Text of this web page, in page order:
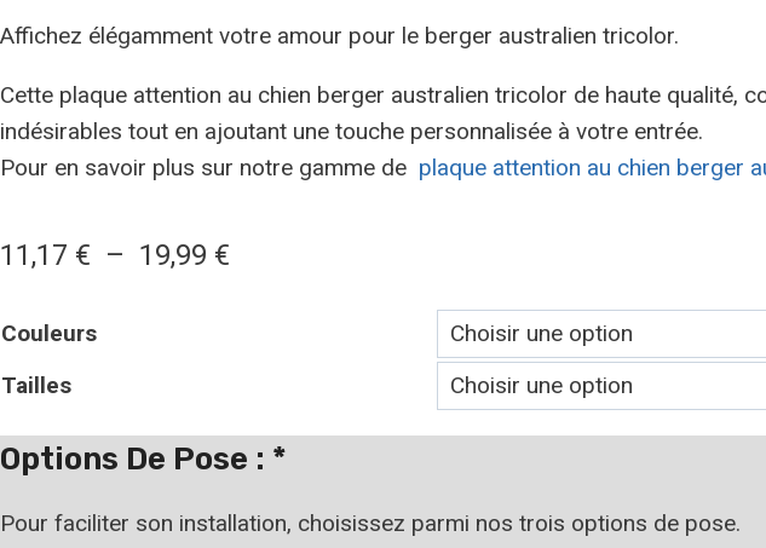
Affichez élégamment votre amour pour le berger australien tricolor.
Cette plaque attention au chien berger australien tricolor de haute qualité,
indésirables tout en ajoutant une touche personnalisée à votre entrée.
Pour en savoir plus sur notre gamme de plaque attention au chien berger
11,17 € – 19,99 €
Couleurs
Tailles
Options De Pose : *
Pour faciliter son installation, choisissez parmi nos trois options de pose.